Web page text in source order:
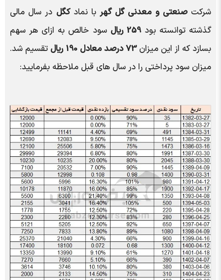
شرکتصنعتی و معدنی گل گهربا نمادکگل در سال مالی
گذشته توانسته بود259 ریال
سود خالص به ازای هر سهم
بسازد که از این میزان73 درصد معادل 190 ریال
تقسیم شد.
میزان سود پرداختی را در سال های قبل ملاحظه بفرمایید: